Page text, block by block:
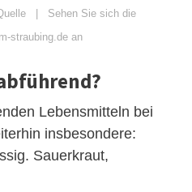
| Sehen Sie sich die
straubing.de an
Lebensmitteln bei
insbesondere:
Sauerkraut,